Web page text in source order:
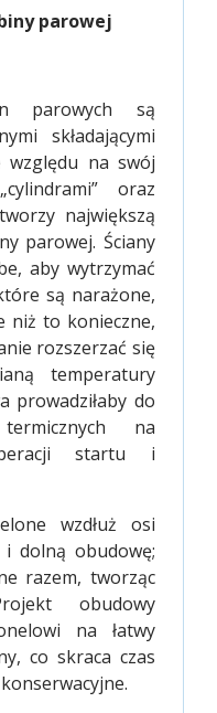
parowej
parowych są
składającymi
względu na swój
oraz
największą
parowej. Ściany
aby wytrzymać
są narażone,
niż to konieczne,
rozszerzać się
temperatury
prowadziłaby do
na
startu i
wzdłuż osi
dolną obudowę;
razem, tworząc
obudowy
na łatwy
co skraca czas